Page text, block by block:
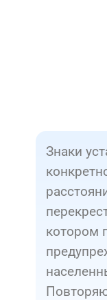
Знаки
котором